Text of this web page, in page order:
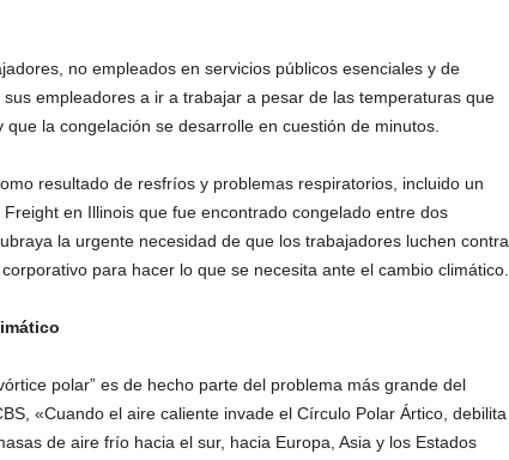
no empleados en servicios públicos esenciales y de
empleadores a ir a trabajar a pesar de las temperaturas que
la congelación se desarrolle en cuestión de minutos.
resultado de resfríos y problemas respiratorios, incluido un
en Illinois que fue encontrado congelado entre dos
la urgente necesidad de que los trabajadores luchen contra
para hacer lo que se necesita ante el cambio climático.
polar” es de hecho parte del problema más grande del
«Cuando el aire caliente invade el Círculo Polar Ártico, debilita
de aire frío hacia el sur, hacia Europa, Asia y los Estados